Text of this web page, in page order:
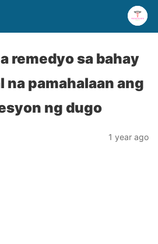
remedyo sa bahay
na pamahalaan ang
ng dugo
1 year ago